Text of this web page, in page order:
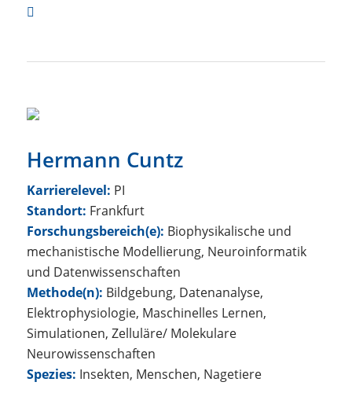
Hermann Cuntz
Karrierelevel: PI
Standort: Frankfurt
Forschungsbereich(e): Biophysikalische und
mechanistische Modellierung, Neuroinformatik
und Datenwissenschaften
Methode(n): Bildgebung, Datenanalyse,
Elektrophysiologie, Maschinelles Lernen,
Simulationen, Zelluläre/ Molekulare
Neurowissenschaften
Spezies: Insekten, Menschen, Nagetiere